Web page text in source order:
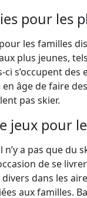
pour les
les familles
plus jeunes,
ci s’occupent des
âge de faire
pas skier.
jeux pour
a pas que du
de se
dans les
aux familles.